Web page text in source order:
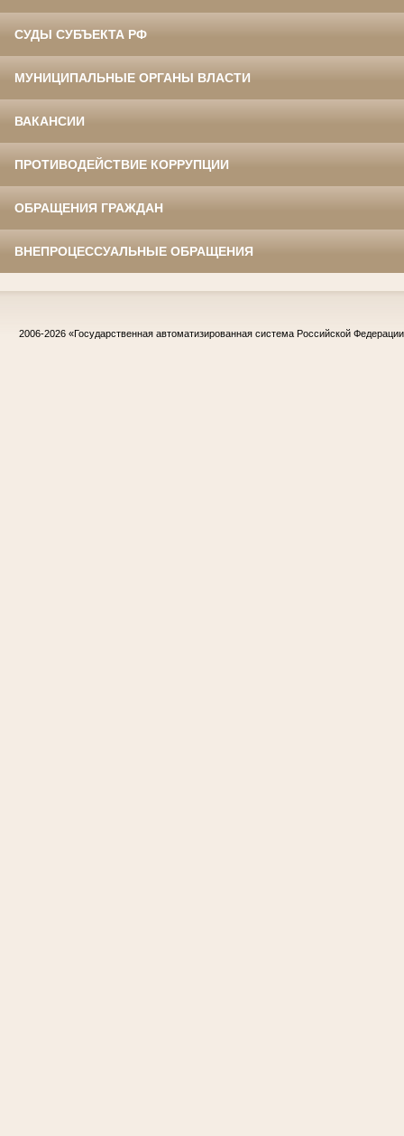
СУДЫ СУБЪЕКТА РФ
МУНИЦИПАЛЬНЫЕ ОРГАНЫ ВЛАСТИ
ВАКАНСИИ
ПРОТИВОДЕЙСТВИЕ КОРРУПЦИИ
ОБРАЩЕНИЯ ГРАЖДАН
ВНЕПРОЦЕССУАЛЬНЫЕ ОБРАЩЕНИЯ
2006-2026 «Государственная автоматизированная система Российской